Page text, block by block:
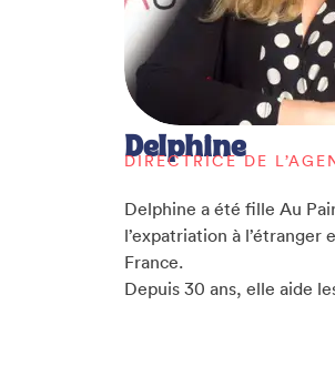
Delphine
DIRECTRICE DE
Delphine a été fille Au
l’expatriation à l’étranger
France.
Depuis 30 ans, elle aide